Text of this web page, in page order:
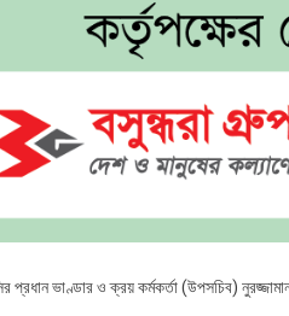
প্রধান ভাণ্ডার ও ক্রয় কর্মকর্তা (উপসচিব)